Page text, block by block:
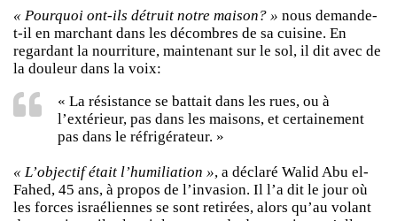
« Pourquoi ont-ils détruit notre maison? » nous demande-
t-il en marchant dans les décombres de sa cuisine. En
regardant la nourriture, maintenant sur le sol, il dit avec de
la douleur dans la voix:
« La résistance se battait dans les rues, ou à
l’extérieur, pas dans les maisons, et certainement
pas dans le réfrigérateur. »
« L’objectif était l’humiliation », a déclaré Walid Abu el-
Fahed, 45 ans, à propos de l’invasion. Il l’a dit le jour où
les forces israéliennes se sont retirées, alors qu’au volant